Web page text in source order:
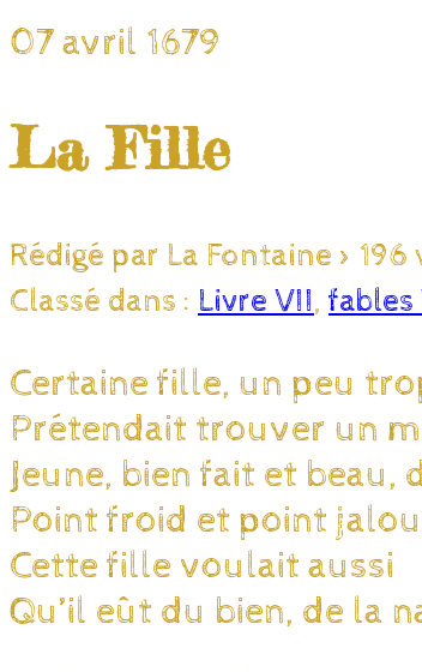
07 avril 1679
La Fille
Rédigé par La Fontaine > 196
Classé dans : Livre VII, fables
Certaine fille, un peu
Prétendait trouver un
Jeune, bien fait et beau,
Point froid et point
Cette fille voulait aussi
Qu’il eût du bien, de la